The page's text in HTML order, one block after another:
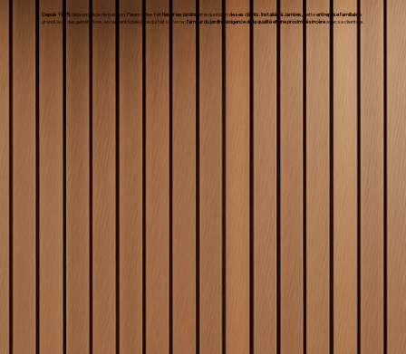
Depuis 1925, déjà un siècle de passion, Fleurs Gilles faitfleurir les jardins et le quotidiende ses clients .Installée à Jambes, cetteentreprise familiale a
grandi au fil des générations, en restant fidèle à ce qui fait sa force :l’amour du jardin, l’exigence de la qualité et une proximité sincèreavec sa clientèle.